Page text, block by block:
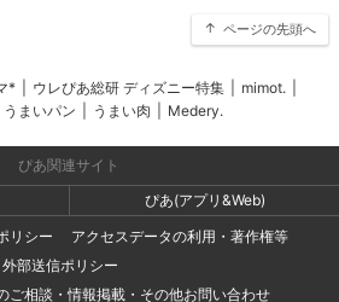
ページの先頭へ
* ウレぴあ総研 ディズニー特集 mimot.
うまいパン うまい肉 Medery.
ぴあ関連サイト
ぴあ(アプリ&Web)
リシー
アクセスデータの利用・著作権等
外部送信ポリシー
ご相談・情報掲載・その他お問い合わせ